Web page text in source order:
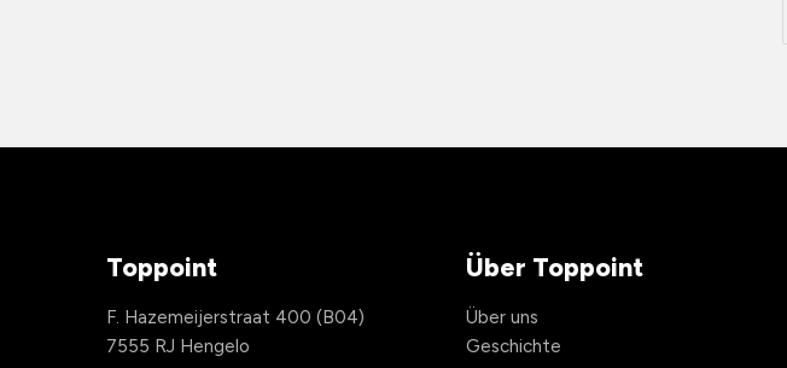
Toppoint
F. Hazemeijerstraat 400 (B04)
7555 RJ Hengelo
Über Toppoint
Über uns
Geschichte